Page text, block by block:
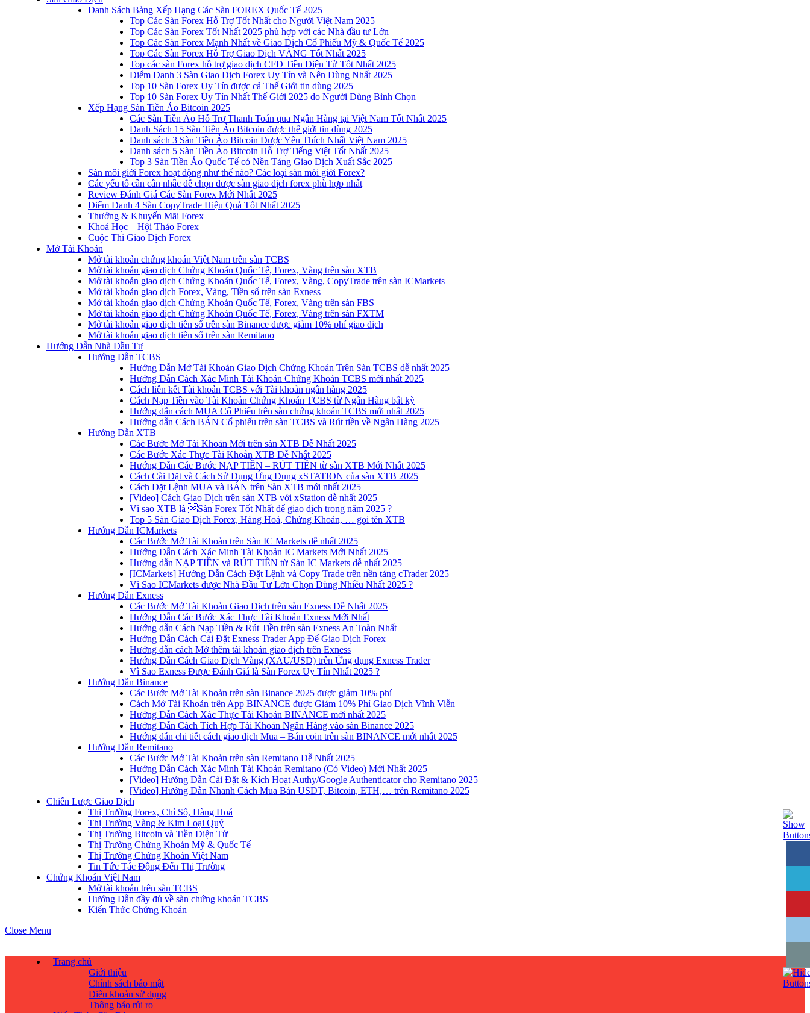
Danh Sách Bảng Xếp Hạng Các Sàn FOREX Quốc Tế 2025
Top Các Sàn Forex Hỗ Trợ Tốt Nhất cho Người Việt Nam 2025
Top Các Sàn Forex Tốt Nhất 2025 phù hợp với các Nhà đầu tư Lớn
Top Các Sàn Forex Mạnh Nhất về Giao Dịch Cổ Phiếu Mỹ & Quốc Tế 2025
Top Các Sàn Forex Hỗ Trợ Giao Dịch VÀNG Tốt Nhất 2025
Top các sàn Forex hỗ trợ giao dịch CFD Tiền Điện Tử Tốt Nhất 2025
Điểm Danh 3 Sàn Giao Dịch Forex Uy Tín và Nên Dùng Nhất 2025
Top 10 Sàn Forex Uy Tín được cả Thế Giới tin dùng 2025
Top 10 Sàn Forex Uy Tín Nhất Thế Giới 2025 do Người Dùng Bình Chọn
Xếp Hạng Sàn Tiền Ảo Bitcoin 2025
Các Sàn Tiền Ảo Hỗ Trợ Thanh Toán qua Ngân Hàng tại Việt Nam Tốt Nhất 2025
Danh Sách 15 Sàn Tiền Ảo Bitcoin được thế giới tin dùng 2025
Danh sách 3 Sàn Tiền Ảo Bitcoin Được Yêu Thích Nhất Việt Nam 2025
Danh sách 5 Sàn Tiền Ảo Bitcoin Hỗ Trợ Tiếng Việt Tốt Nhất 2025
Top 3 Sàn Tiền Ảo Quốc Tế có Nền Tảng Giao Dịch Xuất Sắc 2025
Sàn môi giới Forex hoạt động như thế nào? Các loại sàn môi giới Forex?
Các yếu tố cần cân nhắc để chọn được sàn giao dịch forex phù hợp nhất
Review Đánh Giá Các Sàn Forex Mới Nhất 2025
Điểm Danh 4 Sàn CopyTrade Hiệu Quả Tốt Nhất 2025
Thưởng & Khuyến Mãi Forex
Khoá Học – Hội Thảo Forex
Cuộc Thi Giao Dịch Forex
Mở Tài Khoản
Mở tài khoản chứng khoán Việt Nam trên sàn TCBS
Mở tài khoản giao dịch Chứng Khoán Quốc Tế, Forex, Vàng trên sàn XTB
Mở tài khoản giao dịch Chứng Khoán Quốc Tế, Forex, Vàng, CopyTrade trên sàn ICMarkets
Mở tài khoản giao dịch Forex, Vàng, Tiền số trên sàn Exness
Mở tài khoản giao dịch Chứng Khoán Quốc Tế, Forex, Vàng trên sàn FBS
Mở tài khoản giao dịch Chứng Khoán Quốc Tế, Forex, Vàng trên sàn FXTM
Mở tài khoản giao dịch tiền số trên sàn Binance được giảm 10% phí giao dịch
Mở tài khoản giao dịch tiền số trên sàn Remitano
Hướng Dẫn Nhà Đầu Tư
Hướng Dẫn TCBS
Hướng Dẫn Mở Tài Khoản Giao Dịch Chứng Khoán Trên Sàn TCBS dễ nhất 2025
Hướng Dẫn Cách Xác Minh Tài Khoản Chứng Khoán TCBS mới nhất 2025
Cách liên kết Tài khoản TCBS với Tài khoản ngân hàng 2025
Cách Nạp Tiền vào Tài Khoản Chứng Khoán TCBS từ Ngân Hàng bất kỳ
Hướng dẫn cách MUA Cổ Phiếu trên sàn chứng khoán TCBS mới nhất 2025
Hướng dẫn Cách BÁN Cổ phiếu trên sàn TCBS và Rút tiền về Ngân Hàng 2025
Hướng Dẫn XTB
Các Bước Mở Tài Khoản Mới trên sàn XTB Dễ Nhất 2025
Các Bước Xác Thực Tài Khoản XTB Dễ Nhất 2025
Hướng Dẫn Các Bước NẠP TIỀN – RÚT TIỀN từ sàn XTB Mới Nhất 2025
Cách Cài Đặt và Cách Sử Dụng Ứng Dụng xSTATION của sàn XTB 2025
Cách Đặt Lệnh MUA và BÁN trên Sàn XTB mới nhất 2025
[Video] Cách Giao Dịch trên sàn XTB với xStation dễ nhất 2025
Vì sao XTB là Sàn Forex Tốt Nhất để giao dịch trong năm 2025 ?
Top 5 Sàn Giao Dịch Forex, Hàng Hoá, Chứng Khoán, … gọi tên XTB
Hướng Dẫn ICMarkets
Các Bước Mở Tài Khoản trên Sàn IC Markets dễ nhất 2025
Hướng Dẫn Cách Xác Minh Tài Khoản IC Markets Mới Nhất 2025
Hướng dẫn NẠP TIỀN và RÚT TIỀN từ Sàn IC Markets dễ nhất 2025
[ICMarkets] Hướng Dẫn Cách Đặt Lệnh và Copy Trade trên nền tảng cTrader 2025
Vì Sao ICMarkets được Nhà Đầu Tư Lớn Chọn Dùng Nhiều Nhất 2025 ?
Hướng Dẫn Exness
Các Bước Mở Tài Khoản Giao Dịch trên sàn Exness Dễ Nhất 2025
Hướng Dẫn Các Bước Xác Thực Tài Khoản Exness Mới Nhất
Hướng dẫn Cách Nạp Tiền & Rút Tiền trên sàn Exness An Toàn Nhất
Hướng Dẫn Cách Cài Đặt Exness Trader App Để Giao Dịch Forex
Hướng dẫn cách Mở thêm tài khoản giao dịch trên Exness
Hướng Dẫn Cách Giao Dịch Vàng (XAU/USD) trên Ứng dụng Exness Trader
Vì Sao Exness Được Đánh Giá là Sàn Forex Uy Tín Nhất 2025 ?
Hướng Dẫn Binance
Các Bước Mở Tài Khoản trên sàn Binance 2025 được giảm 10% phí
Cách Mở Tài Khoản trên App BINANCE được Giảm 10% Phí Giao Dịch Vĩnh Viễn
Hướng Dẫn Cách Xác Thực Tài Khoản BINANCE mới nhất 2025
Hướng Dẫn Cách Tích Hợp Tài Khoản Ngân Hàng vào sàn Binance 2025
Hướng dẫn chi tiết cách giao dịch Mua – Bán coin trên sàn BINANCE mới nhất 2025
Hướng Dẫn Remitano
Các Bước Mở Tài Khoản trên sàn Remitano Dễ Nhất 2025
Hướng Dẫn Cách Xác Minh Tài Khoản Remitano (Có Video) Mới Nhất 2025
[Video] Hướng Dẫn Cài Đặt & Kích Hoạt Authy/Google Authenticator cho Remitano 2025
[Video] Hướng Dẫn Nhanh Cách Mua Bán USDT, Bitcoin, ETH,… trên Remitano 2025
Chiến Lược Giao Dịch
Thị Trường Forex, Chỉ Số, Hàng Hoá
Thị Trường Vàng & Kim Loại Quý
Thị Trường Bitcoin và Tiền Điện Tử
Thị Trường Chứng Khoán Mỹ & Quốc Tế
Thị Trường Chứng Khoán Việt Nam
Tin Tức Tác Động Đến Thị Trường
Chứng Khoán Việt Nam
Mở tài khoản trên sàn TCBS
Hướng Dẫn đầy đủ về sàn chứng khoán TCBS
Kiến Thức Chứng Khoán
Close Menu
Trang chủ
Giới thiệu
Chính sách bảo mật
Điều khoản sử dụng
Thông báo rủi ro